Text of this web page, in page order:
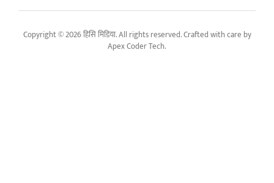
Copyright © 2026 हिसि मिडिया. All rights reserved. Crafted with care by
Apex Coder Tech.